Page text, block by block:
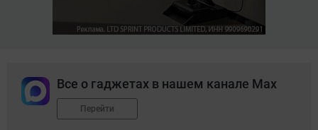
Все о гаджетах в нашем канале Max
Перейти